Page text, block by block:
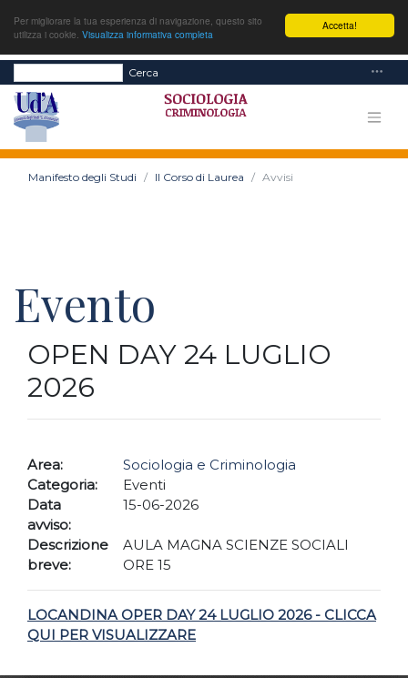
Accetta!
Per migliorare la tua esperienza di navigazione, questo sito
utilizza i cookie. Visualizza informativa completa
Cerca
Manifesto degli Studi Il Corso di Laurea Avvisi
Evento
OPEN DAY 24 LUGLIO
2026
Area:
Sociologia e Criminologia
Categoria:
Eventi
Data
avviso:
15-06-2026
Descrizione
breve:
AULA MAGNA SCIENZE SOCIALI
ORE 15
LOCANDINA OPER DAY 24 LUGLIO 2026 - CLICCA
QUI PER VISUALIZZARE